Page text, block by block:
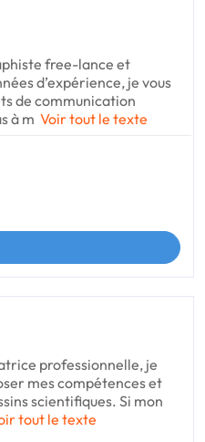
free-lance et
d’expérience, je vous
de communication
à m Voir tout le texte
professionnelle, je
mes compétences et
scientifiques. Si mon
tout le texte